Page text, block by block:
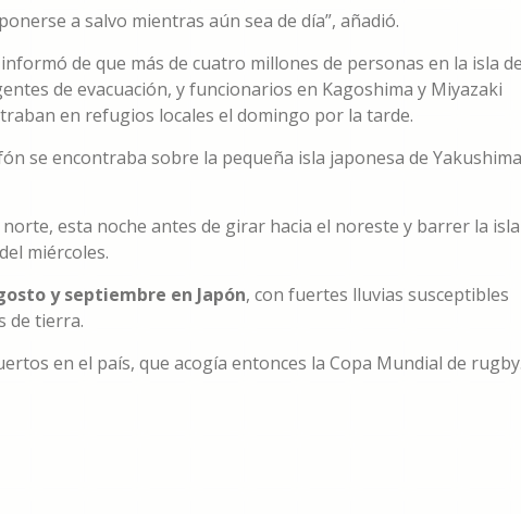
a salvo mientras aún sea de día”, añadió.
de que más de cuatro millones de personas en la isla
de evacuación, y funcionarios en Kagoshima y Miyazaki
en refugios locales el domingo por la tarde.
se encontraba sobre la pequeña isla japonesa de Yakushima
esta noche antes de girar hacia el noreste y barrer la isla
miércoles.
y septiembre en Japón, con fuertes lluvias susceptibles
de tierra.
en el país, que acogía entonces la Copa Mundial de